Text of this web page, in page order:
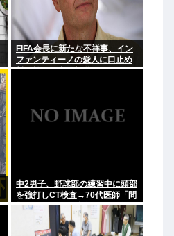
FIFA会長に新たな不祥事、イン
ファンティーノの愛人に口止め
料を払った事が報道される
中2男子、野球部の練習中に頭部
を強打しCT検査→70代医師「問
題ないです」→他人のCT画像で
中学生死亡